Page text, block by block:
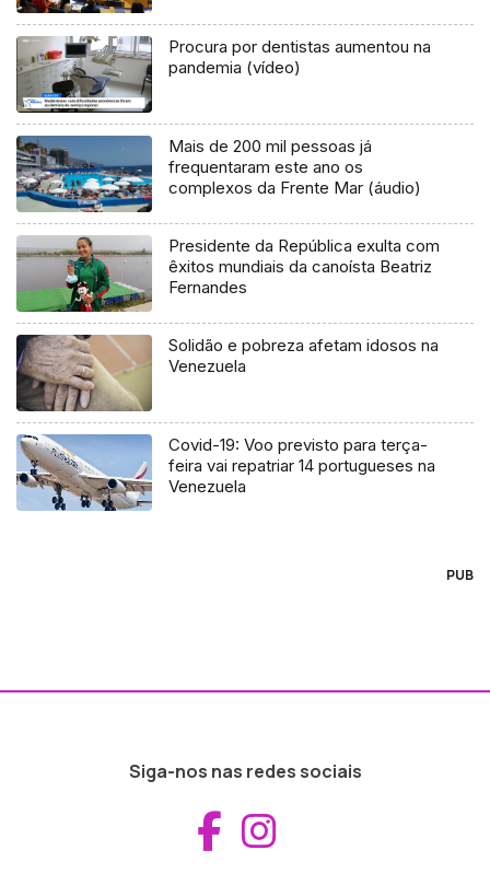
Procura por dentistas aumentou na
pandemia (vídeo)
Mais de 200 mil pessoas já
frequentaram este ano os
complexos da Frente Mar (áudio)
Presidente da República exulta com
êxitos mundiais da canoísta Beatriz
Fernandes
Solidão e pobreza afetam idosos na
Venezuela
Covid-19: Voo previsto para terça-
feira vai repatriar 14 portugueses na
Venezuela
PUB
Siga-nos nas redes sociais
Aceder ao